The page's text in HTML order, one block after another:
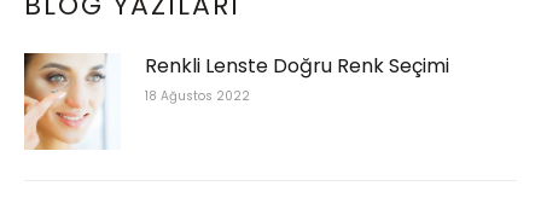
Renkli Lenste Doğru Renk Seçimi
18 Ağustos 2022